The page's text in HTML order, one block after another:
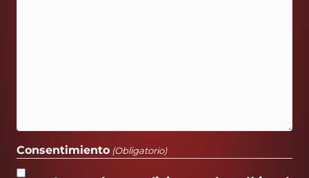
Consentimiento (Obligatorio)